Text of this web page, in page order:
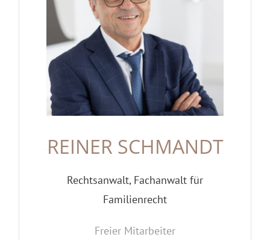
REINER SCHMANDT
Rechtsanwalt, Fachanwalt für
Familienrecht
Freier Mitarbeiter